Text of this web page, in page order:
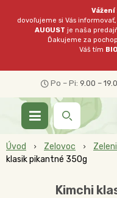
dovoľujeme si Vás
AUGUST je naša
Ďakujeme za
Váš tím
Po – Pi: 9.00 –
Úvod Zelovoc
klasik pikantné 350g
Kimchi